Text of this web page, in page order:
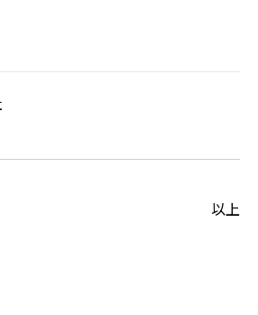
以上